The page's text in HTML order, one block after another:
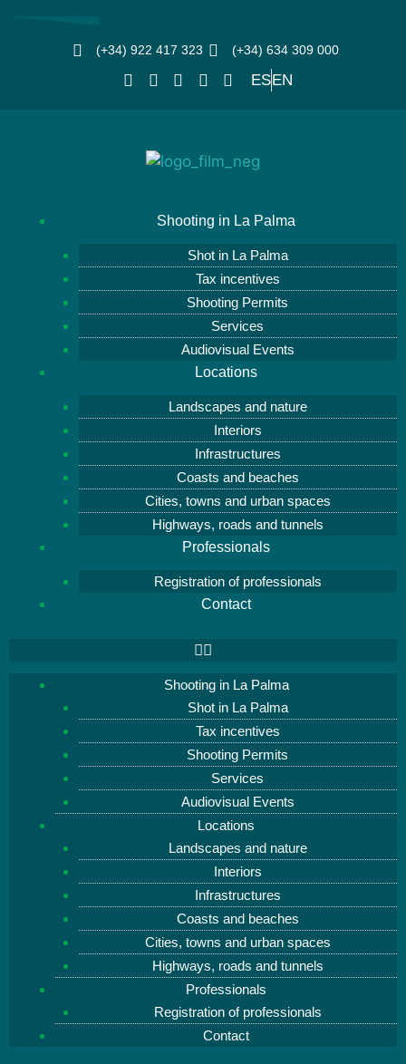
(+34) 922 417 323 (+34) 634 309 000
ESEN
Shooting in La Palma
Shot in La Palma
Tax incentives
Shooting Permits
Services
Audiovisual Events
Locations
Landscapes and nature
Interiors
Infrastructures
Coasts and beaches
Cities, towns and urban spaces
Highways, roads and tunnels
Professionals
Registration of professionals
Contact
Shooting in La Palma
Shot in La Palma
Tax incentives
Shooting Permits
Services
Audiovisual Events
Locations
Landscapes and nature
Interiors
Infrastructures
Coasts and beaches
Cities, towns and urban spaces
Highways, roads and tunnels
Professionals
Registration of professionals
Contact